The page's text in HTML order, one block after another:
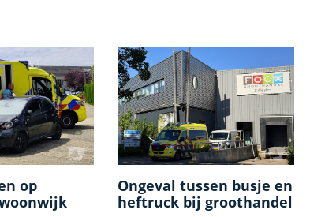
op
Ongeval tussen busje en
heftruck bij groothandel